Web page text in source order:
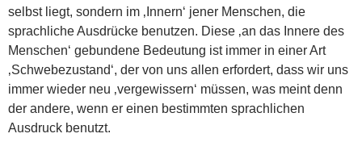
selbst liegt, sondern im ‚Innern‘ jener Menschen, die
sprachliche Ausdrücke benutzen. Diese ‚an das Innere des
Menschen‘ gebundene Bedeutung ist immer in einer Art
‚Schwebezustand‘, der von uns allen erfordert, dass wir uns
immer wieder neu ‚vergewissern‘ müssen, was meint denn
der andere, wenn er einen bestimmten sprachlichen
Ausdruck benutzt.